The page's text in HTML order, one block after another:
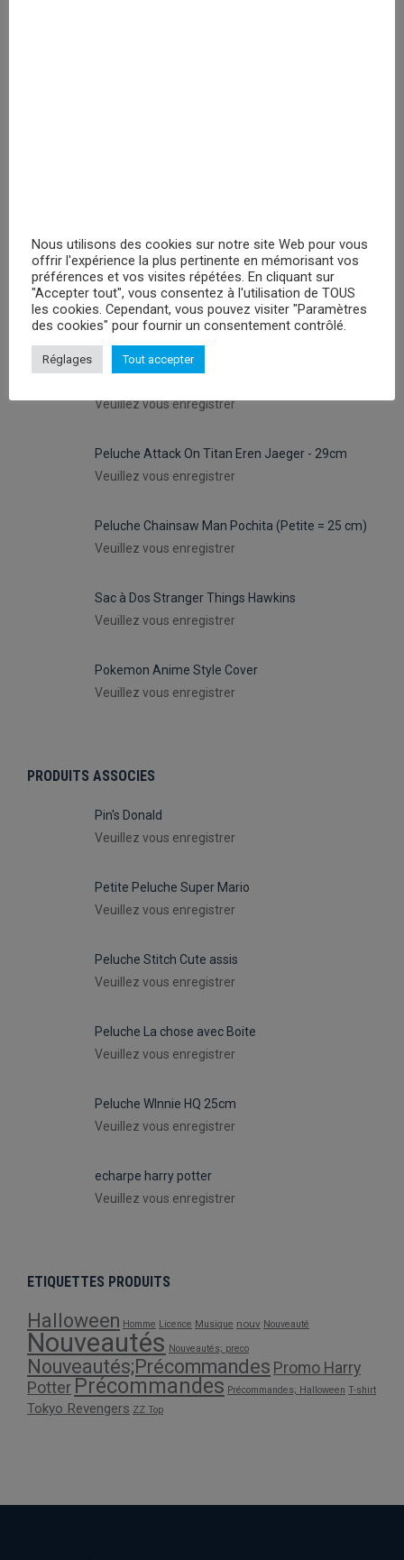
PROMOTIONS
Peluches Hello Kitty Keroppy- 30cm
Veuillez vous enregistrer
Veuillez vous enregistrer
Peluche Attack On Titan Eren Jaeger - 29cm
Veuillez vous enregistrer
Peluche Chainsaw Man Pochita (Petite = 25 cm)
Veuillez vous enregistrer
Sac à Dos Stranger Things Hawkins
Veuillez vous enregistrer
Pokemon Anime Style Cover
Veuillez vous enregistrer
PRODUITS ASSOCIES
Pin's Donald
Veuillez vous enregistrer
Petite Peluche Super Mario
Veuillez vous enregistrer
Peluche Stitch Cute assis
Veuillez vous enregistrer
Peluche La chose avec Boite
Veuillez vous enregistrer
Peluche WInnie HQ 25cm
Veuillez vous enregistrer
echarpe harry potter
Veuillez vous enregistrer
ETIQUETTES PRODUITS
Halloween Homme Licence Musique nouv Nouveauté
Nouveautés Nouveautés; preco
Nouveautés;Précommandes Promo Harry
Potter Précommandes Précommandes; Halloween T-shirt
Tokyo Revengers ZZ Top
Nous utilisons des cookies sur notre site Web pour vous
offrir l'expérience la plus pertinente en mémorisant vos
préférences et vos visites répétées. En cliquant sur
"Accepter tout", vous consentez à l'utilisation de TOUS
les cookies. Cependant, vous pouvez visiter "Paramètres
des cookies" pour fournir un consentement contrôlé.
Réglages Tout accepter